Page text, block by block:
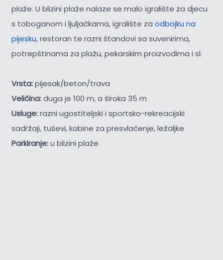
plaže. U blizini plaže nalaze se malo igralište za djecu
s toboganom i ljuljačkama, igralište za odbojku na
pijesku, restoran te razni štandovi sa suvenirima,
potrepštinama za plažu, pekarskim proizvodima i sl.
Vrsta:pijesak/beton/trava
Veličina:duga je 100 m, a široka 35 m
Usluge:razni ugostiteljski i sportsko-rekreacijski
sadržaji, tuševi, kabine za presvlačenje, ležaljke
Parkiranje:u blizini plaže